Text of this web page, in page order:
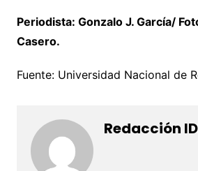
Periodista: Gonzalo J. García/
Casero.
Fuente: Universidad Nacional de
Redacción